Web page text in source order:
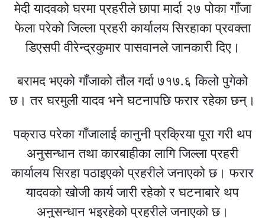
मेदी यादवको घरमा प्रहरीले छापा मार्दा २७ पोका गाँजा
फेला परेको जिल्ला प्रहरी कार्यालय सिरहाका प्रवक्ता
डिएसपी वीरेन्द्रकुमार पासवानले जानकारी दिए।
बरामद भएको गाँजाको तौल गर्दा ७१७.६ किलो पुगेको
छ। तर घरमुली यादव भने घटनापछि फरार रहेका छन्।
पक्राउ परेका गाँजालाई कानुनी प्रक्रिया पूरा गरी थप
अनुसन्धान तथा कारबाहीका लागि जिल्ला प्रहरी
कार्यालय सिरहा पठाइएको प्रहरीले जनाएको छ। फरार
यादवको खोजी कार्य जारी रहेको र घटनाबारे थप
अनुसन्धान भइरहेको प्रहरीले जनाएको छ।